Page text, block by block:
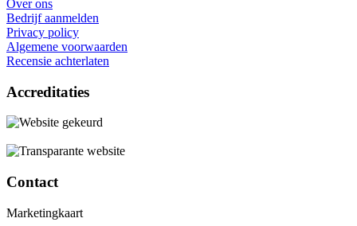
Over ons
Bedrijf aanmelden
Privacy policy
Algemene voorwaarden
Recensie achterlaten
Accreditaties
Contact
Marketingkaart